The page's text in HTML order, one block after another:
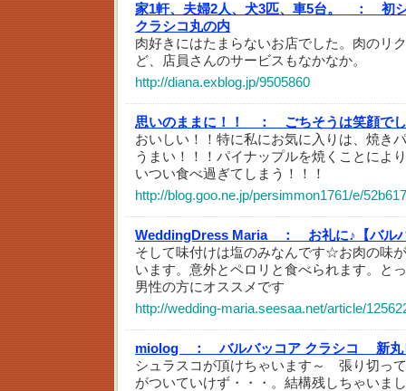
家1軒、夫婦2人、犬3匹、車5台。 ：
初
クラシコ丸の内
肉好きにはたまらないお店でした。肉のリ
ど、店員さんのサービスもなかなか。
http://diana.exblog.jp/9505860
思いのままに！！ ：
ごちそうは笑顔で
おいしい！！特に私にお気に入りは、焼き
うまい！！！パイナップルを焼くことによ
いつい食べ過ぎてしまう！！！
http://blog.goo.ne.jp/persimmon1761/e/
WeddingDress Maria ：
お礼に♪【バル
そして味付けは塩のみなんです☆お肉の味
います。意外とペロリと食べられます。と
男性の方にオススメです
http://wedding-maria.seesaa.net/article/
miolog ：
バルバッコア クラシコ 新丸
シュラスコが頂けちゃいます～ 張り切っ
がついていけず・・・。結構残しちゃいま